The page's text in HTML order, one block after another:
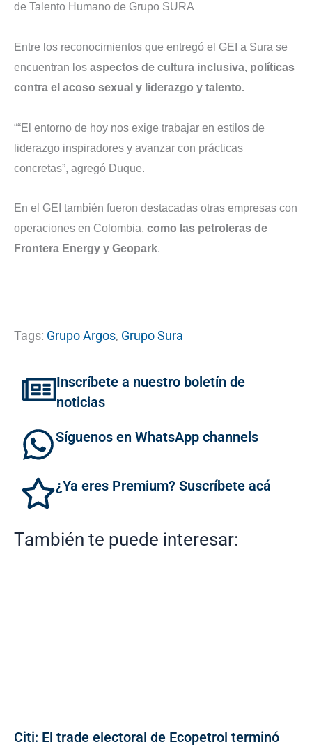
de Talento Humano de Grupo SURA
Entre los reconocimientos que entregó el GEI a Sura se
encuentran los aspectos de cultura inclusiva, políticas
contra el acoso sexual y liderazgo y talento.
““El entorno de hoy nos exige trabajar en estilos de
liderazgo inspiradores y avanzar con prácticas
concretas”, agregó Duque.
En el GEI también fueron destacadas otras empresas con
operaciones en Colombia, como las petroleras de
Frontera Energy y Geopark.
Tags: Grupo Argos, Grupo Sura
Inscríbete a nuestro boletín de
noticias
Síguenos en WhatsApp channels
¿Ya eres Premium? Suscríbete acá
También te puede interesar:
Citi: El trade electoral de Ecopetrol terminó